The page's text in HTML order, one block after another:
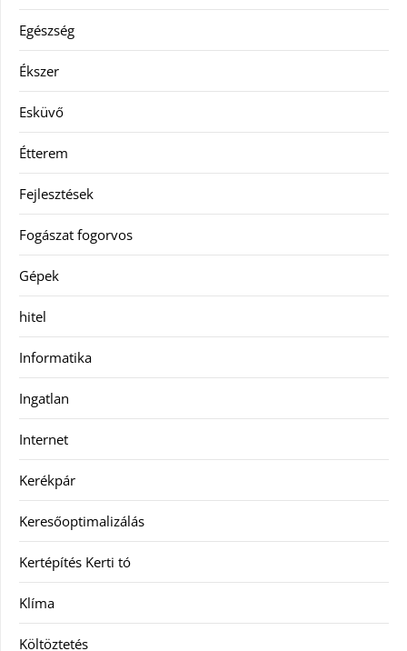
Egészség
Ékszer
Esküvő
Étterem
Fejlesztések
Fogászat fogorvos
Gépek
hitel
Informatika
Ingatlan
Internet
Kerékpár
Keresőoptimalizálás
Kertépítés Kerti tó
Klíma
Költöztetés